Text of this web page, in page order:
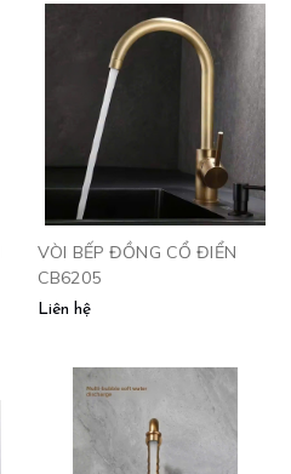
VÒI BẾP ĐỒNG CỔ ĐIỂN
CB6205
Liên hệ